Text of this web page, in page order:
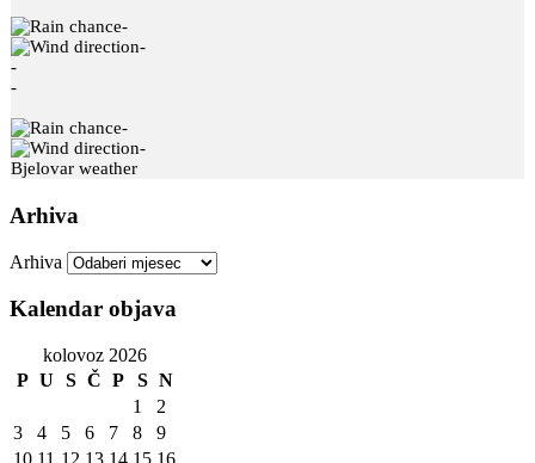
-
-
-
-
-
-
Bjelovar weather
Arhiva
Arhiva
Kalendar objava
kolovoz 2026
P U S Č P S N
1
2
3
4 5 6 7 8
9